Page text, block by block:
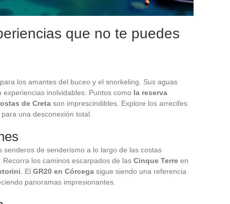
que no te puedes
los amantes del buceo y el snorkeling. Sus aguas
inolvidables. Puntos como la reserva
de Creta son imprescindibles. Explore los arrecifes
una desconexión total.
de senderismo a lo largo de las costas
los caminos escarpados de las Cinque Terre en
. El GR20 en Córcega sigue siendo una referencia
panoramas impresionantes.